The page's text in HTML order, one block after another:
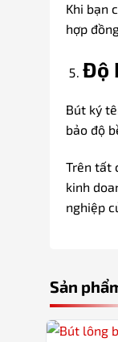
Khi bạn
hợp
Độ
Bút ký
bảo độ
Trên tất
kinh
nghiệp
Sản